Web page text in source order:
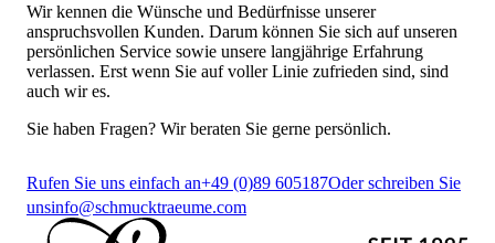
Wir kennen die Wünsche und Bedürfnisse unserer
anspruchsvollen Kunden. Darum können Sie sich auf unseren
persönlichen Service sowie unsere langjährige Erfahrung
verlassen. Erst wenn Sie auf voller Linie zufrieden sind, sind
auch wir es.
Sie haben Fragen? Wir beraten Sie gerne persönlich.
Rufen Sie uns einfach an+49 (0)89 605187Oder schreiben Sie
unsinfo@schmucktraeume.com